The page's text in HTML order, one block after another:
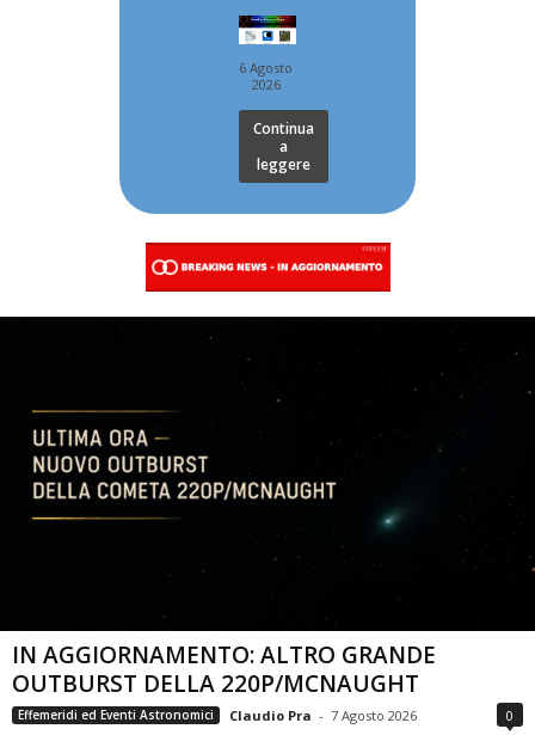
6 Agosto
2026
Continua
a
leggere
IN AGGIORNAMENTO: ALTRO GRANDE
OUTBURST DELLA 220P/MCNAUGHT
Effemeridi ed Eventi Astronomici Claudio Pra - 7 Agosto 2026 0